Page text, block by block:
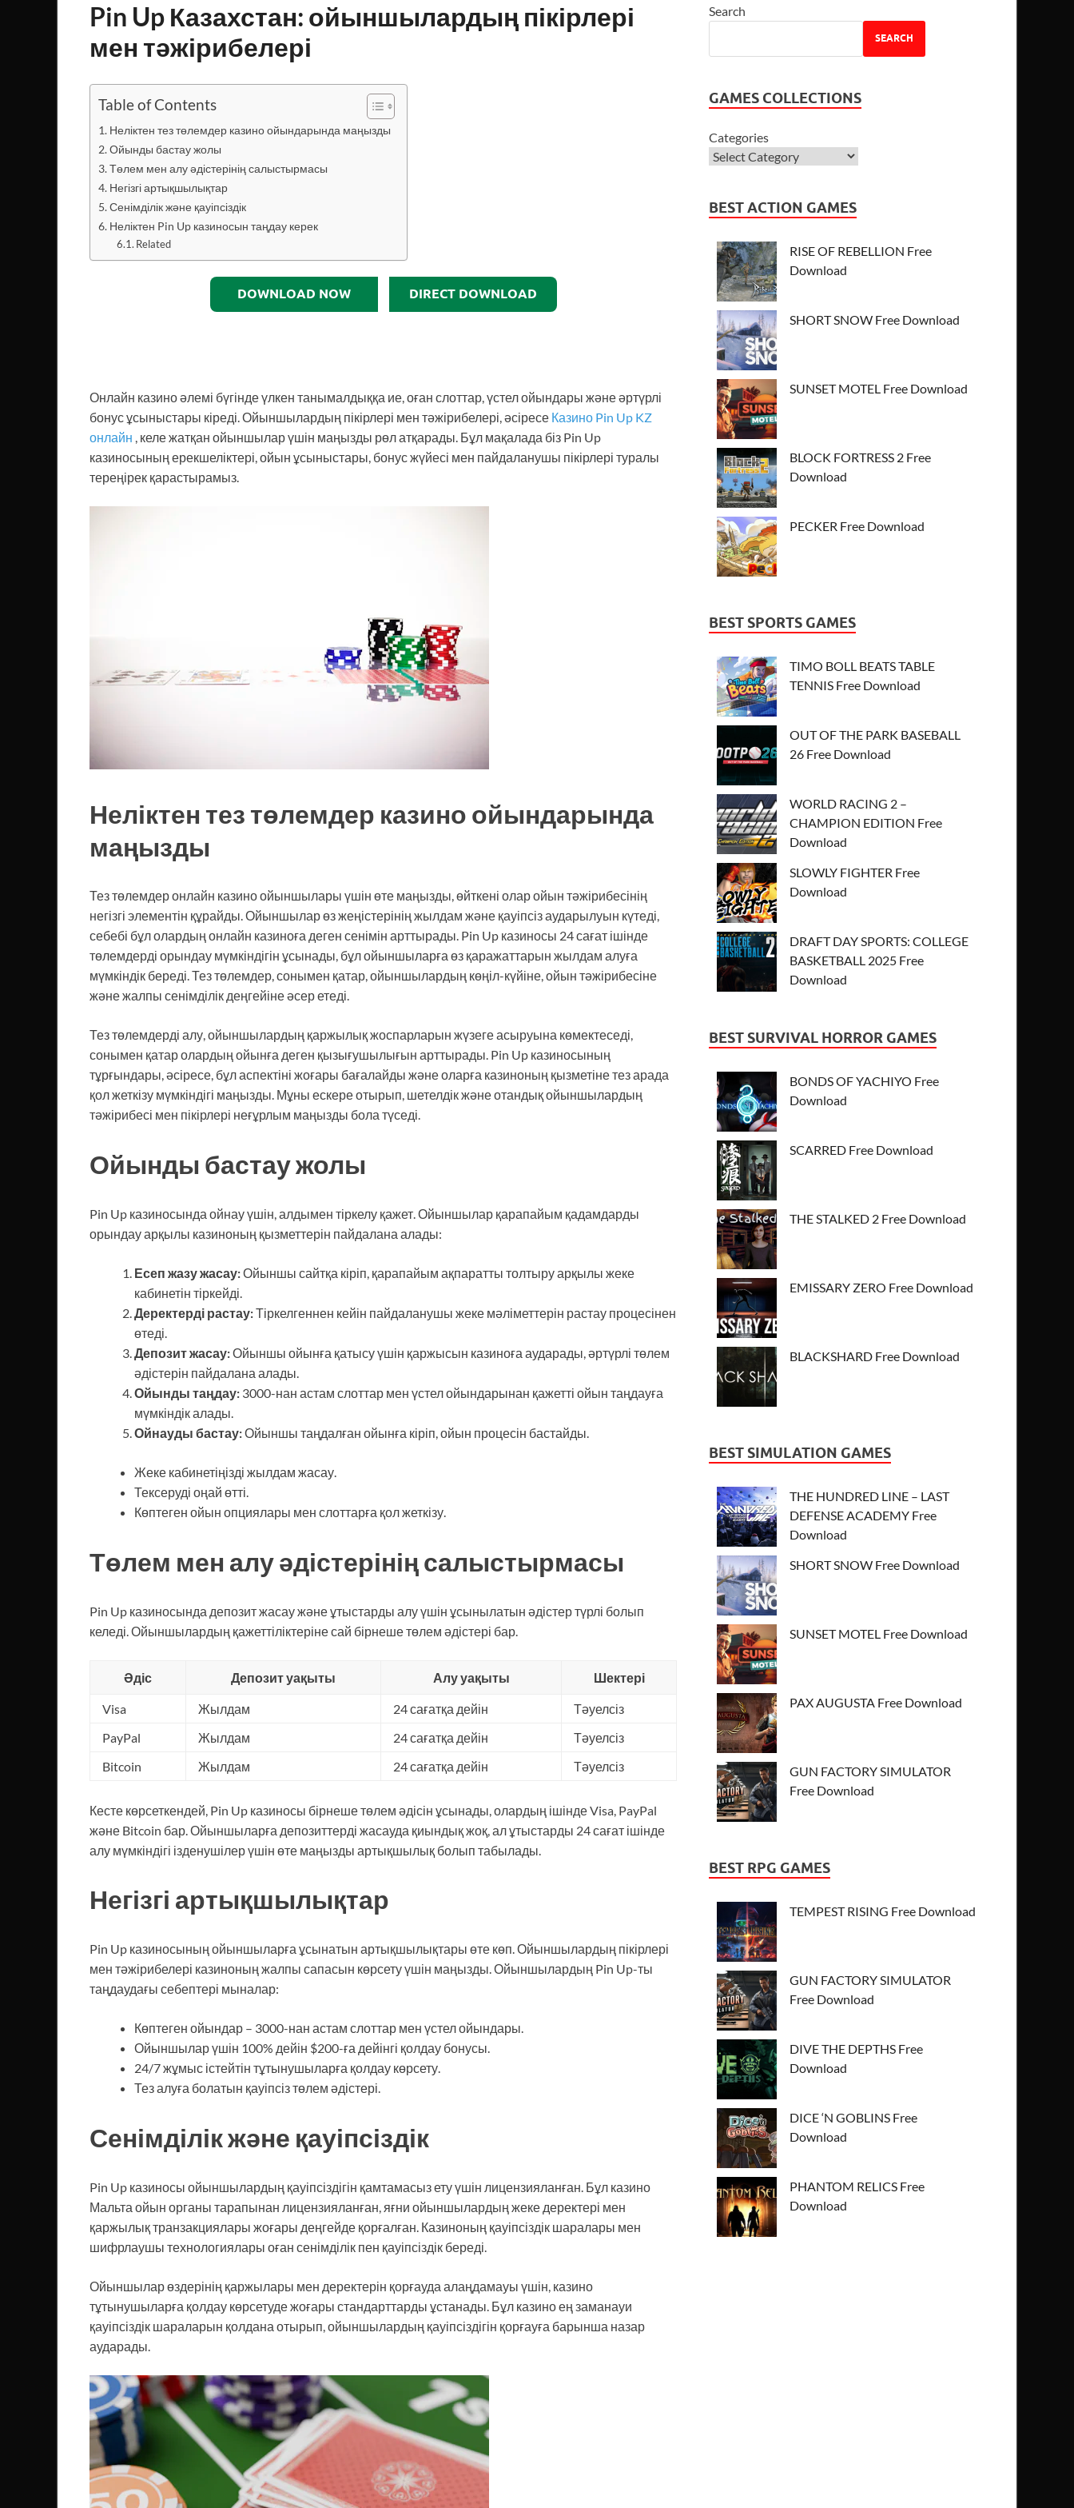
Pin Up Казахстан: ойыншылардың пікірлері
мен тәжірибелері
Table of Contents
Неліктен тез төлемдер казино ойындарында маңызды
Ойынды бастау жолы
Төлем мен алу әдістерінің салыстырмасы
Негізгі артықшылықтар
Сенімділік және қауіпсіздік
Неліктен Pin Up казиносын таңдау керек
Related
DOWNLOAD NOW DIRECT DOWNLOAD
Онлайн казино әлемі бүгінде үлкен танымалдыққа ие, оған слоттар, үстел ойындары және әртүрлі
бонус ұсыныстары кіреді. Ойыншылардың пікірлері мен тәжірибелері, әсіресе Казино Pin Up KZ
онлайн , келе жатқан ойыншылар үшін маңызды рөл атқарады. Бұл мақалада біз Pin Up
казиносының ерекшеліктері, ойын ұсыныстары, бонус жүйесі мен пайдаланушы пікірлері туралы
тереңірек қарастырамыз.
Неліктен тез төлемдер казино ойындарында
маңызды
Тез төлемдер онлайн казино ойыншылары үшін өте маңызды, өйткені олар ойын тәжірибесінің
негізгі элементін құрайды. Ойыншылар өз жеңістерінің жылдам және қауіпсіз аударылуын күтеді,
себебі бұл олардың онлайн казиноға деген сенімін арттырады. Pin Up казиносы 24 сағат ішінде
төлемдерді орындау мүмкіндігін ұсынады, бұл ойыншыларға өз қаражаттарын жылдам алуға
мүмкіндік береді. Тез төлемдер, сонымен қатар, ойыншылардың көңіл-күйіне, ойын тәжірибесіне
және жалпы сенімділік деңгейіне әсер етеді.
Тез төлемдерді алу, ойыншылардың қаржылық жоспарларын жүзеге асыруына көмектеседі,
сонымен қатар олардың ойынға деген қызығушылығын арттырады. Pin Up казиносының
тұрғындары, әсіресе, бұл аспектіні жоғары бағалайды және оларға казиноның қызметіне тез арада
қол жеткізу мүмкіндігі маңызды. Мұны ескере отырып, шетелдік және отандық ойыншылардың
тәжірибесі мен пікірлері неғұрлым маңызды бола түседі.
Ойынды бастау жолы
Pin Up казиносында ойнау үшін, алдымен тіркелу қажет. Ойыншылар қарапайым қадамдарды
орындау арқылы казиноның қызметтерін пайдалана алады:
Есеп жазу жасау:Ойыншы сайтқа кіріп, қарапайым ақпаратты толтыру арқылы жеке
кабинетін тіркейді.
Деректерді растау:Тіркелгеннен кейін пайдаланушы жеке мәліметтерін растау процесінен
өтеді.
Депозит жасау:Ойыншы ойынға қатысу үшін қаржысын казиноға аударады, әртүрлі төлем
әдістерін пайдалана алады.
Ойынды таңдау: 3000-нан астам слоттар мен үстел ойындарынан қажетті ойын таңдауға
мүмкіндік алады.
Ойнауды бастау:Ойыншы таңдалған ойынға кіріп, ойын процесін бастайды.
Жеке кабинетіңізді жылдам жасау.
Тексеруді оңай өтті.
Көптеген ойын опциялары мен слоттарға қол жеткізу.
Төлем мен алу әдістерінің салыстырмасы
Pin Up казиносында депозит жасау және ұтыстарды алу үшін ұсынылатын әдістер түрлі болып
келеді. Ойыншылардың қажеттіліктеріне сай бірнеше төлем әдістері бар.
Әдіс Депозит уақыты Алу уақыты Шектері
Visa Жылдам 24 сағатқа дейін
Тәуелсіз
PayPal
Жылдам 24 сағатқа дейін
Тәуелсіз
Bitcoin
Жылдам 24 сағатқа дейін Тәуелсіз
Кесте көрсеткендей, Pin Up казиносы бірнеше төлем әдісін ұсынады, олардың ішінде Visa, PayPal
және Bitcoin бар. Ойыншыларға депозиттерді жасауда қиындық жоқ, ал ұтыстарды 24 сағат ішінде
алу мүмкіндігі ізденушілер үшін өте маңызды артықшылық болып табылады.
Негізгі артықшылықтар
Pin Up казиносының ойыншыларға ұсынатын артықшылықтары өте көп. Ойыншылардың пікірлері
мен тәжірибелері казиноның жалпы сапасын көрсету үшін маңызды. Ойыншылардың Pin Up-ты
таңдаудағы себептері мыналар:
Көптеген ойындар – 3000-нан астам слоттар мен үстел ойындары.
Ойыншылар үшін 100% дейін $200-ға дейінгі қолдау бонусы.
24/7 жұмыс істейтін тұтынушыларға қолдау көрсету.
Тез алуға болатын қауіпсіз төлем әдістері.
Сенімділік және қауіпсіздік
Pin Up казиносы ойыншылардың қауіпсіздігін қамтамасыз ету үшін лицензияланған. Бұл казино
Мальта ойын органы тарапынан лицензияланған, яғни ойыншылардың жеке деректері мен
қаржылық транзакциялары жоғары деңгейде қорғалған. Казиноның қауіпсіздік шаралары мен
шифрлаушы технологиялары оған сенімділік пен қауіпсіздік береді.
Ойыншылар өздерінің қаржылары мен деректерін қорғауда алаңдамауы үшін, казино
тұтынушыларға қолдау көрсетуде жоғары стандарттарды ұстанады. Бұл казино ең заманауи
қауіпсіздік шараларын қолдана отырып, ойыншылардың қауіпсіздігін қорғауға барынша назар
аударады.
Search
SEARCH
GAMES COLLECTIONS
Categories
BEST ACTION GAMES
RISE OF REBELLION Free
Download
SHORT SNOW Free Download
SUNSET MOTEL Free Download
BLOCK FORTRESS 2 Free
Download
PECKER Free Download
BEST SPORTS GAMES
TIMO BOLL BEATS TABLE
TENNIS Free Download
OUT OF THE PARK BASEBALL
26 Free Download
WORLD RACING 2 –
CHAMPION EDITION Free
Download
SLOWLY FIGHTER Free
Download
DRAFT DAY SPORTS: COLLEGE
BASKETBALL 2025 Free
Download
BEST SURVIVAL HORROR GAMES
BONDS OF YACHIYO Free
Download
SCARRED Free Download
THE STALKED 2 Free Download
EMISSARY ZERO Free Download
BLACKSHARD Free Download
BEST SIMULATION GAMES
THE HUNDRED LINE – LAST
DEFENSE ACADEMY Free
Download
SHORT SNOW Free Download
SUNSET MOTEL Free Download
PAX AUGUSTA Free Download
GUN FACTORY SIMULATOR
Free Download
BEST RPG GAMES
TEMPEST RISING Free Download
GUN FACTORY SIMULATOR
Free Download
DIVE THE DEPTHS Free
Download
DICE ‘N GOBLINS Free
Download
PHANTOM RELICS Free
Download